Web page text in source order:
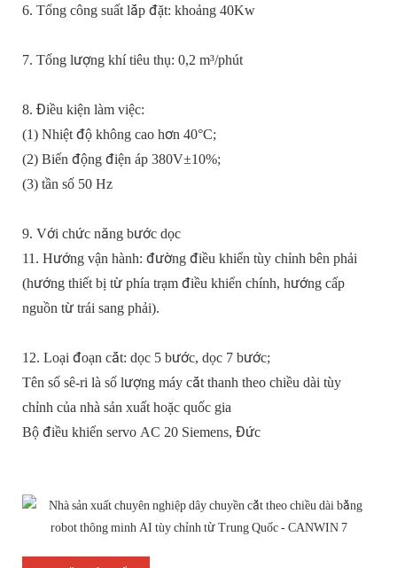
6. Tổng công suất lắp đặt: khoảng 40Kw
7. Tổng lượng khí tiêu thụ: 0,2 m³/phút
8. Điều kiện làm việc:
(1) Nhiệt độ không cao hơn 40°C;
(2) Biến động điện áp 380V±10%;
(3) tần số 50 Hz
9. Với chức năng bước dọc
11. Hướng vận hành: đường điều khiển tùy chỉnh bên phải
(hướng thiết bị từ phía trạm điều khiển chính, hướng cấp
nguồn từ trái sang phải).
12. Loại đoạn cắt: dọc 5 bước, dọc 7 bước;
Tên số sê-ri là số lượng máy cắt thanh theo chiều dài tùy
chỉnh của nhà sản xuất hoặc quốc gia
Bộ điều khiển servo AC 20 Siemens, Đức